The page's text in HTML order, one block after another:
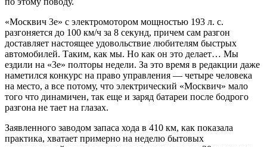
«Москвич 3е» с электромотором мощностью 193 л. с.
разгоняется до 100 км/ч за 8 секунд, причем сам разгон
доставляет настоящее удовольствие любителям быстрых
автомобилей. Таким, как мы. Но как он это делает… Мы
ездили на «3е» полторы недели. За это время в редакции даже
наметился конкурс на право управления — четыре человека
на место, а все потому, что электрический «Москвич» мало
того что динамичен, так еще и заряд батареи после бодрого
разгона не тает на глазах.
Заявленного заводом запаса хода в 410 км, как показала
практика, хватает примерно на неделю бытовых